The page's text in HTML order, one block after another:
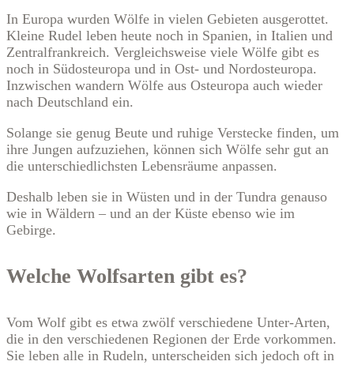
In Europa wurden Wölfe in vielen Gebieten ausgerottet.
Kleine Rudel leben heute noch in Spanien, in Italien und
Zentralfrankreich. Vergleichsweise viele Wölfe gibt es
noch in Südosteuropa und in Ost- und Nordosteuropa.
Inzwischen wandern Wölfe aus Osteuropa auch wieder
nach Deutschland ein.
Solange sie genug Beute und ruhige Verstecke finden, um
ihre Jungen aufzuziehen, können sich Wölfe sehr gut an
die unterschiedlichsten Lebensräume anpassen.
Deshalb leben sie in Wüsten und in der Tundra genauso
wie in Wäldern – und an der Küste ebenso wie im
Gebirge.
Welche Wolfsarten gibt es?
Vom Wolf gibt es etwa zwölf verschiedene Unter-Arten,
die in den verschiedenen Regionen der Erde vorkommen.
Sie leben alle in Rudeln, unterscheiden sich jedoch oft in